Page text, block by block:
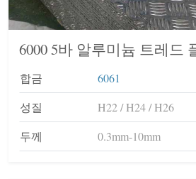
6000 5바 알루미늄 트레드
합금
6061
성질
H22 / H24 / H26
두께
0.3mm-10mm